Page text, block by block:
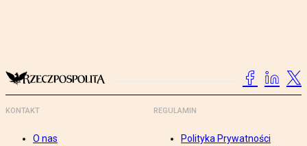
KONTAKT
O nas
REGULAMIN
Polityka Prywatności